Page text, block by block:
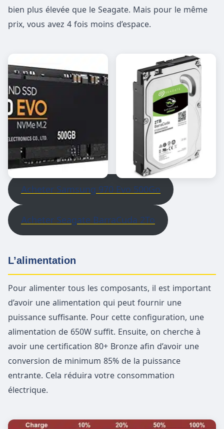
bien plus élevée que le Seagate. Mais pour le même
prix, vous avez 4 fois moins d’espace.
Acheter Samsung 970 Evo 500Go
Acheter Seagate BarraCuda 2To
L’alimentation
Pour alimenter tous les composants, il est important
d’avoir une alimentation qui peut fournir une
puissance suffisante. Pour cette configuration, une
alimentation de 650W suffit. Ensuite, on cherche à
avoir une certification 80+ Bronze afin d’avoir une
conversion de minimum 85% de la puissance
entrante. Cela réduira votre consommation
électrique.